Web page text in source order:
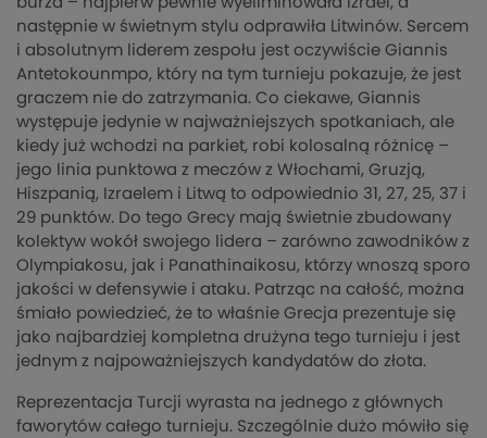
następnie w świetnym stylu odprawiła Litwinów. Sercem
i absolutnym liderem zespołu jest oczywiście Giannis
Antetokounmpo, który na tym turnieju pokazuje, że jest
graczem nie do zatrzymania. Co ciekawe, Giannis
występuje jedynie w najważniejszych spotkaniach, ale
kiedy już wchodzi na parkiet, robi kolosalną różnicę –
jego linia punktowa z meczów z Włochami, Gruzją,
Hiszpanią, Izraelem i Litwą to odpowiednio 31, 27, 25, 37 i
29 punktów. Do tego Grecy mają świetnie zbudowany
kolektyw wokół swojego lidera – zarówno zawodników z
Olympiakosu, jak i Panathinaikosu, którzy wnoszą sporo
jakości w defensywie i ataku. Patrząc na całość, można
śmiało powiedzieć, że to właśnie Grecja prezentuje się
jako najbardziej kompletna drużyna tego turnieju i jest
jednym z najpoważniejszych kandydatów do złota.
Reprezentacja Turcji wyrasta na jednego z głównych
faworytów całego turnieju. Szczególnie dużo mówiło się